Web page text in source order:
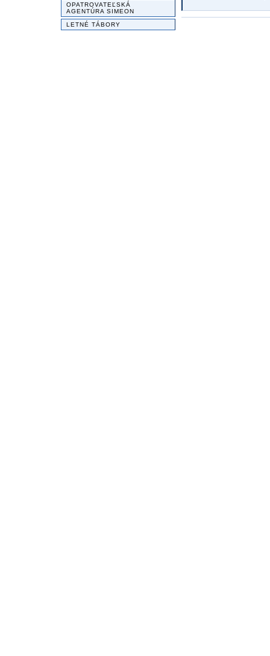
OPATROVATEĽSKÁ
AGENTÚRA SIMEON
LETNÉ TÁBORY